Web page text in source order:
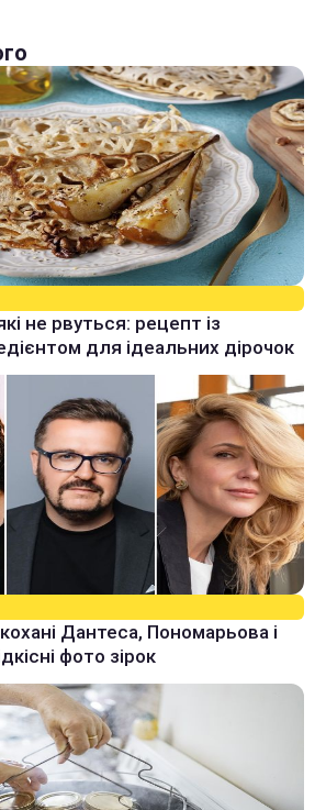
не рвуться: рецепт із
для ідеальних дірочок
Дантеса, Пономарьова і
фото зірок